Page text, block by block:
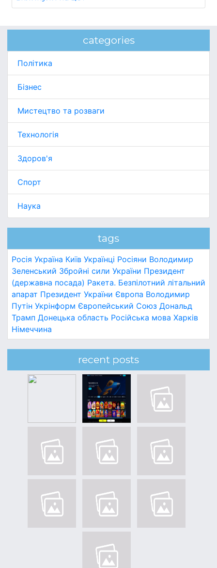
categories
Політика
Бізнес
Мистецтво та розваги
Технологія
Здоров'я
Спорт
Наука
tags
Росія Україна Київ Українці Росіяни Володимир
Зеленський Збройні сили України Президент
(державна посада) Ракета. Безпілотний літальний
апарат Президент України Європа Володимир
Путін Укрінформ Європейський Союз Дональд
Трамп Донецька область Російська мова Харків
Німеччина
recent posts